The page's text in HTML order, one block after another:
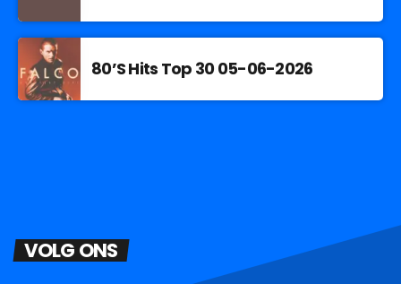
80’S Hits Top 30 05-06-2026
VOLG ONS